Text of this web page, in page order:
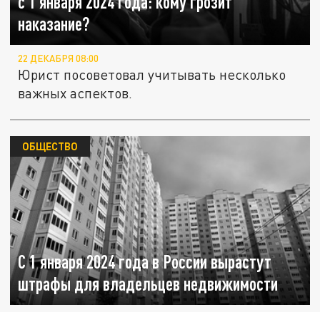
наказание?
22 ДЕКАБРЯ 08:00
Юрист посоветовал учитывать несколько
важных аспектов.
С 1 января 2024 года в России вырастут
штрафы для владельцев недвижимости
ОБЩЕСТВО